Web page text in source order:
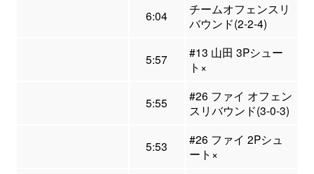
6:04
チームオフェンスリ
バウンド(2-2-4)
5:57
#13 山田 3Pシュー
ト×
5:55
#26 ファイ オフェン
スリバウンド(3-0-3)
5:53
#26 ファイ 2Pシュ
ート×